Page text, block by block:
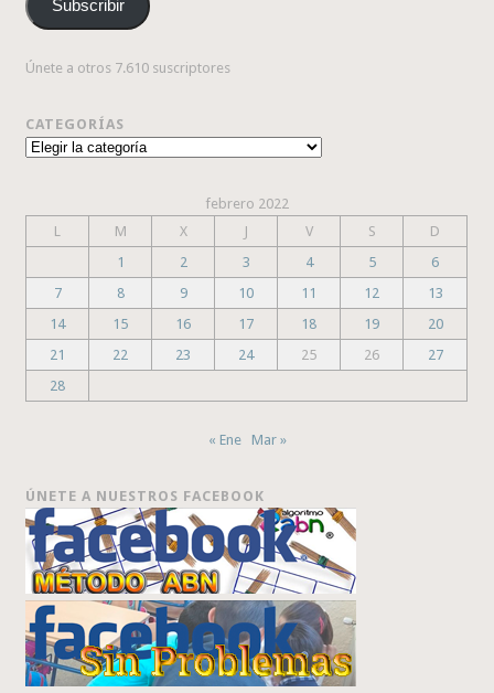
electrónico
Subscribir
Únete a otros 7.610 suscriptores
CATEGORÍAS
Categorías
febrero 2022
L
M X J V S
D
1
2 3 4 5
6
7
8 9 10 11 12
13
14
15 16 17 18 19
20
21
22 23 24 25 26
27
28
« Ene Mar »
ÚNETE A NUESTROS FACEBOOK